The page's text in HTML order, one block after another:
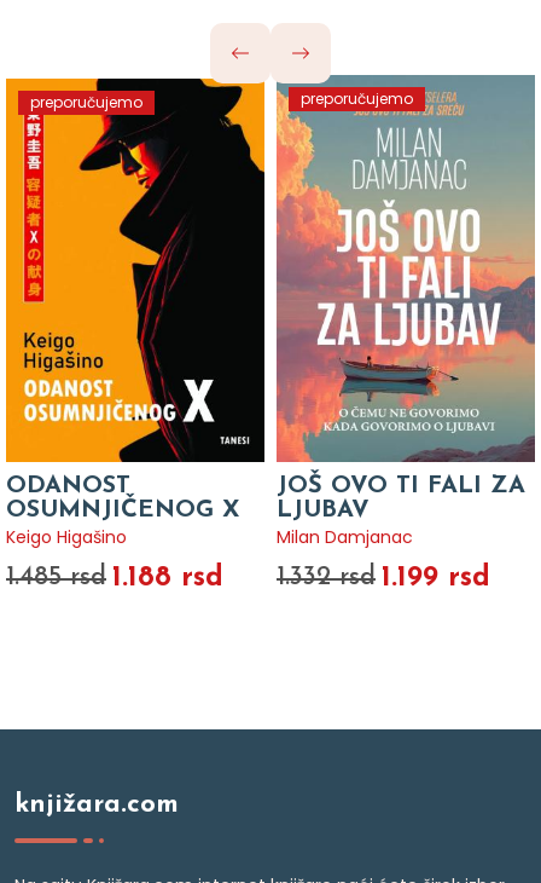
preporučujemo
ODANOST
OSUMNJIČENOG X
Keigo Higašino
1.485 rsd 1.188 rsd
preporučujemo
JOŠ OVO TI FALI ZA
LJUBAV
Milan Damjanac
1.332 rsd 1.199 rsd
knjižara.com